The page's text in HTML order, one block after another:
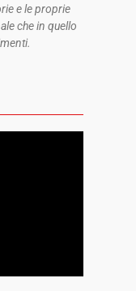
e le proprie
che in quello